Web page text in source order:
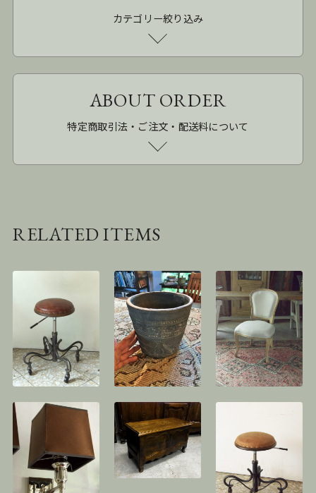
カテゴリー絞り込み
ABOUT ORDER
特定商取引法・ご注文・配送料について
RELATED ITEMS